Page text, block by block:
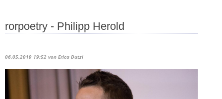
rorpoetry - Philipp Herold
06.05.2019 19:52 von Erica Dutzi